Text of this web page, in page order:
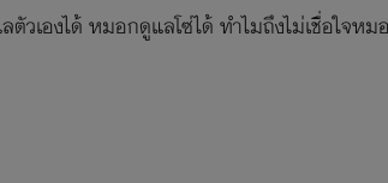
วเองได้ หมอกดูแลโซ่ได้ ทำไมถึงไม่เชื่อใจ